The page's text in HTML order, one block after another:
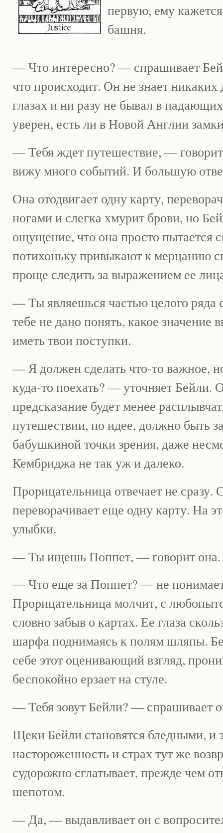
первую, ему
башня.
— Что интересно? — спрашивает
что происходит. Он не знает никаких
глазах и ни разу не бывал в
уверен, есть ли в Новой Англии
— Тебя ждет путешествие, —
вижу много событий. И большую
Она отодвигает одну карту,
ногами и слегка хмурит брови, но
ощущение, что она просто пытается
потихоньку привыкают к мерцанию
проще следить за выражением ее
— Ты являешься частью целого ряда
тебе не дано понять, какое значение
иметь твои поступки.
— Я должен сделать что-то важное,
куда-то поехать? — уточняет Бейли.
предсказание будет менее
путешествии, по идее, должно быть
бабушкиной точки зрения, даже
Кембриджа не так уж и далеко.
Прорицательница отвечает не сразу.
переворачивает еще одну карту. На
улыбки.
— Ты ищешь Поппет, — говорит она.
— Что еще за Поппет? — не
Прорицательница молчит, с
словно забыв о картах. Ее глаза
шарфа поднимаясь к полям шляпы.
себе этот оценивающий взгляд,
беспокойно ерзает на стуле.
— Тебя зовут Бейли? — спрашивает
Щеки Бейли становятся бледными, и
настороженность и страх тут же
судорожно сглатывает, прежде чем
шепотом.
— Да, — выдавливает он с